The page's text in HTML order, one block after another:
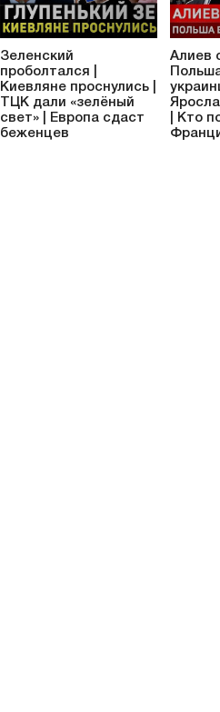
Зеленский
проболтался |
Киевляне проснулись |
ТЦК дали «зелёный
свет» | Европа сдаст
беженцев
Алиев
| Кто